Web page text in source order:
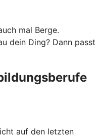
mal Berge.
dein Ding? Dann passt
auf den letzten